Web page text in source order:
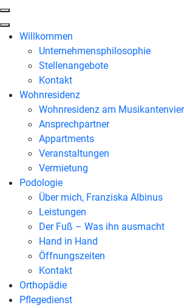
Willkommen
Unternehmensphilosophie
Stellenangebote
Kontakt
Wohnresidenz
Wohnresidenz am
Ansprechpartner
Appartments
Veranstaltungen
Vermietung
Podologie
Über mich, Franziska Albinus
Leistungen
Der Fuß – Was ihn ausmacht
Hand in Hand
Öffnungszeiten
Kontakt
Orthopädie
Pflegedienst